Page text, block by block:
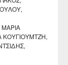
ΚΟΥΓΙΟΥΜΤΖΗ,